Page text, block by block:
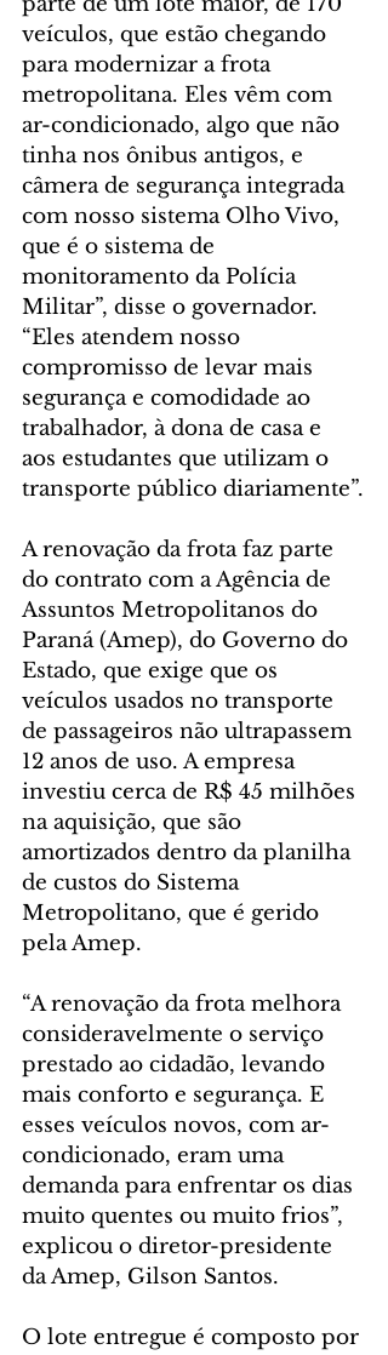
veículos, que estão chegando
para modernizar a frota
metropolitana. Eles vêm com
ar-condicionado, algo que não
tinha nos ônibus antigos, e
câmera de segurança integrada
com nosso sistema Olho Vivo,
que é o sistema de
monitoramento da Polícia
Militar”, disse o governador.
“Eles atendem nosso
compromisso de levar mais
segurança e comodidade ao
trabalhador, à dona de casa e
aos estudantes que utilizam o
transporte público diariamente”.
A renovação da frota faz parte
do contrato com a Agência de
Assuntos Metropolitanos do
Paraná (Amep), do Governo do
Estado, que exige que os
veículos usados no transporte
de passageiros não ultrapassem
12 anos de uso. A empresa
investiu cerca de R$ 45 milhões
na aquisição, que são
amortizados dentro da planilha
de custos do Sistema
Metropolitano, que é gerido
pela Amep.
“A renovação da frota melhora
consideravelmente o serviço
prestado ao cidadão, levando
mais conforto e segurança. E
esses veículos novos, com ar-
condicionado, eram uma
demanda para enfrentar os dias
muito quentes ou muito frios”,
explicou o diretor-presidente
da Amep, Gilson Santos.
O lote entregue é composto por